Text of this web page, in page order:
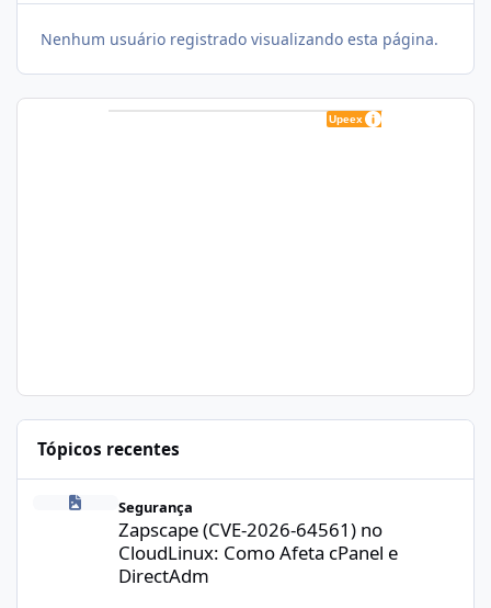
Nenhum usuário registrado visualizando esta página.
Tópicos recentes
Zapscape (CVE-2026-64561) no CloudLinux: Como Afeta cPanel
Segurança
Zapscape (CVE-2026-64561) no
CloudLinux: Como Afeta cPanel e
DirectAdm